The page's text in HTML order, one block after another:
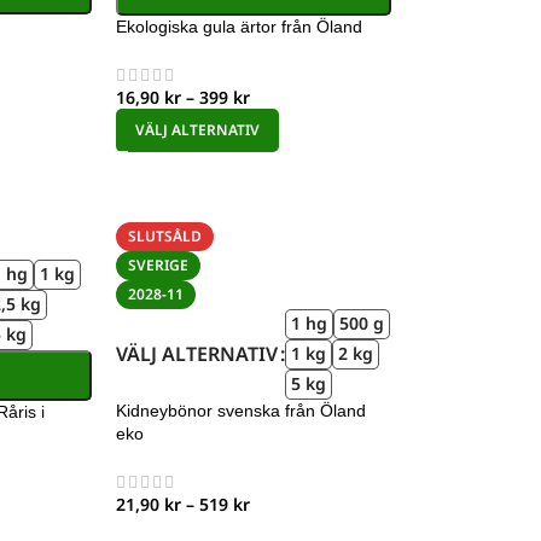
Ekologiska gula ärtor från Öland
16,90 kr – 399 kr
VÄLJ ALTERNATIV
hg
1 kg
kg
kg
i
SLUTSÅLD
SVERIGE
2028-11
VÄLJ ALTERNATIV
1 hg 500 g
1 kg 2 kg
5 kg
Kidneybönor svenska från Öland
eko
21,90 kr – 519 kr